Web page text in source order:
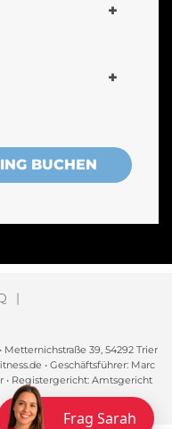
BUCHEN
39, 54292 Trier
• Geschäftsführer: Marc
• Registergericht: Amtsgericht
Frag Sarah